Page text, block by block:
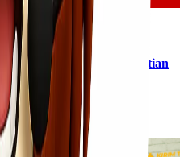
II Menjadi Perhatian